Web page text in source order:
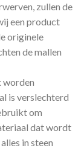
zullen de
een product
originele
de mallen
worden
is verslechterd
om
dat wordt
in steen